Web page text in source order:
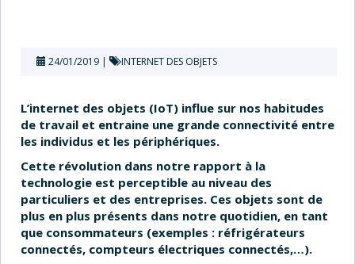
24/01/2019 INTERNET DES OBJETS
L’internet des objets (IoT) influe sur nos habitudes
de travail et entraine une grande connectivité entre
les individus et les périphériques.
Cette révolution dans notre rapport à la
technologie est perceptible au niveau des
particuliers et des entreprises. Ces objets sont de
plus en plus présents dans notre quotidien, en tant
que consommateurs (exemples : réfrigérateurs
connectés, compteurs électriques connectés,…).